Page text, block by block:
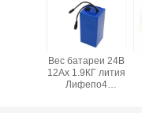
Вес батареи 24В
12Ах 1.9КГ лития
Лифепо4